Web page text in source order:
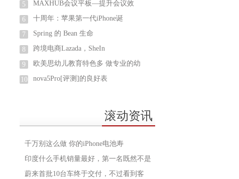
5 MAXHUB会议平板—提升会议效
6 十周年：苹果第一代iPhone诞
7 Spring 的 Bean 生命
8 跨境电商Lazada，SheIn
9 欧美思幼儿教育特色多 做专业的幼
10 nova5Pro[评测]的良好表
滚动资讯
千万别这么做 你的iPhone电池寿
印度什么手机销量最好，第一名既然不是
蔚来首批10台车终于交付，不过看到客